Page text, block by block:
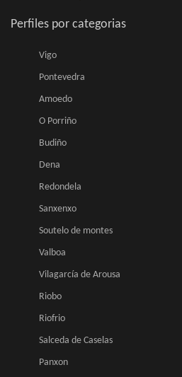
Perfiles por categorias
Vigo
Pontevedra
Amoedo
O Porriño
Budiño
Dena
Redondela
Sanxenxo
Soutelo de montes
Valboa
Vilagarcía de Arousa
Riobo
Riofrio
Salceda de Caselas
Panxon